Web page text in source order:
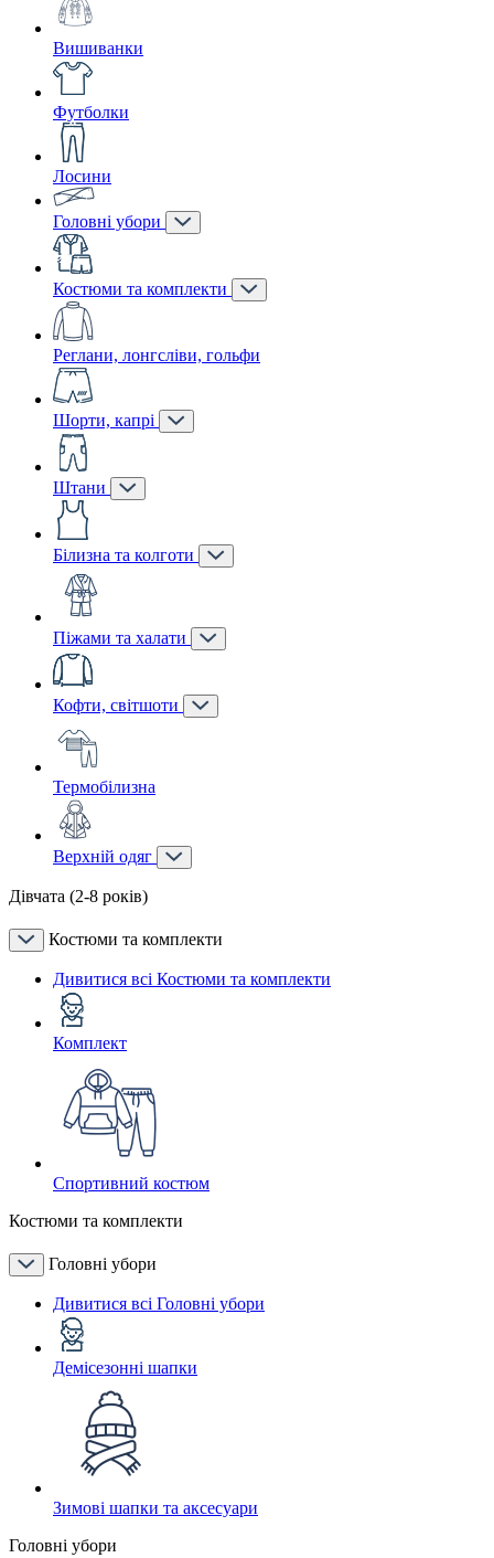
Вишиванки
Футболки
Лосини
Головні убори
Костюми та комплекти
Реглани, лонгсліви, гольфи
Шорти, капрі
Штани
Білизна та колготи
Піжами та халати
Кофти, світшоти
Термобілизна
Верхній одяг
Дівчата (2-8 років)
Костюми та комплекти
Дивитися всі Костюми та комплекти
Комплект
Спортивний костюм
Костюми та комплекти
Головні убори
Дивитися всі Головні убори
Демісезонні шапки
Зимові шапки та аксесуари
Головні убори